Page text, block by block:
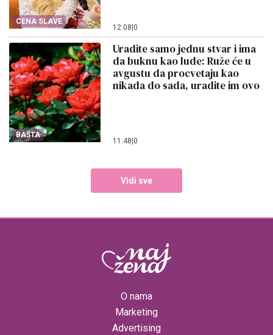
CENA SLAVE
12:08 0
BAŠTA
Uradite samo jednu stvar i ima
da buknu kao lude: Ruže će u
avgustu da procvetaju kao
nikada do sada, uradite im ovo
11:48 0
Vidi sve
O nama
Marketing
Advertising